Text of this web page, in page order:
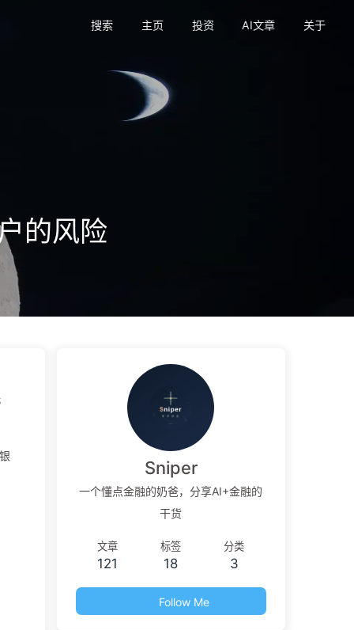
搜索 主页 投资 AI文章 关于
的风险
Sniper
一个懂点金融的奶爸，分享AI+金融的
干货
文章
121
标签
18
分类
3
Follow Me